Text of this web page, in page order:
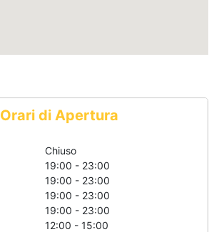
Orari di Apertura
Chiuso
19:00 - 23:00
19:00 - 23:00
19:00 - 23:00
19:00 - 23:00
12:00 - 15:00